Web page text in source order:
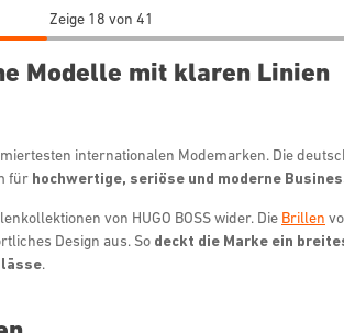
Zeige 18 von 41
Modelle mit klaren Linien
internationalen Modemarken. Die
für hochwertige, seriöse und moderne
von HUGO BOSS wider. Die Brillen
Design aus. So deckt die Marke ein
.